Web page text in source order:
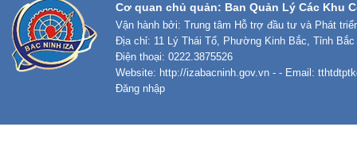
Cơ quan chủ quản: Ban Quản Lý Các Khu
Vận hành bởi: Trung tâm Hỗ trợ đầu tư và Phát
Địa chỉ: 11 Lý Thái Tổ, Phường Kinh Bắc, Tỉnh Bắc
Điện thoại: 0222.3875526
Website: http://izabacninh.gov.vn - - Email:
Đăng nhập